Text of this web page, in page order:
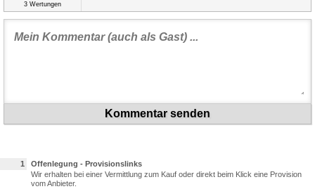
3 Wertungen
Kommentar senden
1
Offenlegung - Provisionslinks
Wir erhalten bei einer Vermittlung zum Kauf oder direkt beim Klick eine Provision
vom Anbieter.